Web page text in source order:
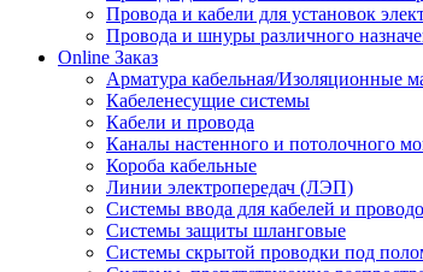
Провода и кабели для установок
Провода и шнуры различного
Online Заказ
Арматура кабельная/Изоляционные
Кабеленесущие системы
Кабели и провода
Каналы настенного и потолочного
Короба кабельные
Линии электропередач (ЛЭП)
Системы ввода для кабелей и
Системы защиты шланговые
Системы скрытой проводки под